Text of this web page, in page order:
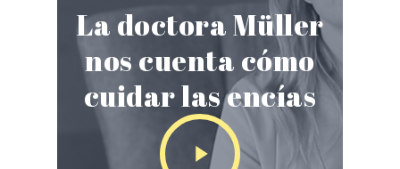
La doctora Müller
nos cuenta cómo
cuidar las encías
Play
Video